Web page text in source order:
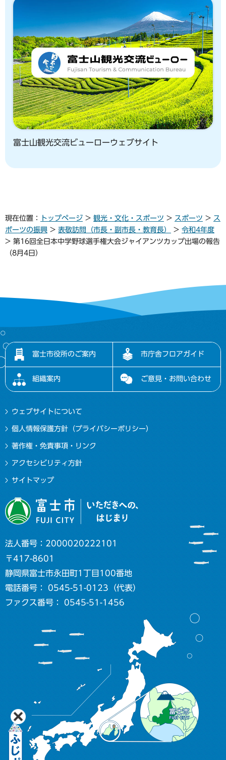
富士山観光交流ビューローウェブサイト
現在位置： トップページ > 観光・文化・スポーツ > スポーツ > ス
ポーツの振興 > 表敬訪問（市長・副市長・教育長） > 令和4年度
> 第16回全日本中学野球選手権大会ジャイアンツカップ出場の報告
（8月4日）
富士市役所のご案内 市庁舎フロアガイド
組織案内 ご意見・お問い合わせ
ウェブサイトについて
個人情報保護方針（プライバシーポリシー）
著作権・免責事項・リンク
アクセシビリティ方針
サイトマップ
法人番号：2000020222101
〒417-8601
静岡県富士市永田町1丁目100番地
電話番号： 0545-51-0123（代表）
ファクス番号： 0545-51-1456